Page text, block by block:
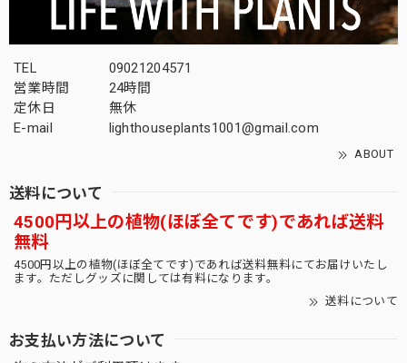
木質化 まん丸 オベサ / ユーフォルビア
2026/03/12
間髪入れず、2回目の利用です。 これぞ王道ですね、満足で
す。 今回の梱包も完璧でした。 商品リストをまんべんなく
確認して 楽しんでいる今日このごろです。 また利用させて
頂きます！
間髪入れずありがとうございます！！今週土曜
も10株更新いたしますので、是非20時ジャスト
にお待ちいたしております！
オス株 ラギット マウンテン オベサ / 木質化 良形株
TEL
09021204571
営業時間
24時間
定休日
無休
E-mail
lighthouseplants1001@gmail.com
ABOUT
送料について
4500円以上の植物(ほぼ全てです)であれば送料
無料
4500円以上の植物(ほぼ全てです)であれば送料無料にてお届けいたし
ます。ただしグッズに関しては有料になります。
送料について
お支払い方法について